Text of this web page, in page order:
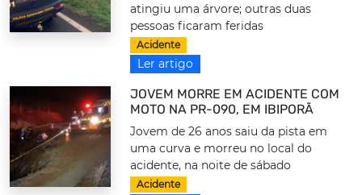
atingiu uma árvore; outras duas
pessoas ficaram feridas
Acidente
Ler artigo
JOVEM MORRE EM ACIDENTE COM
MOTO NA PR-090, EM IBIPORÃ
Jovem de 26 anos saiu da pista em
uma curva e morreu no local do
acidente, na noite de sábado
Acidente